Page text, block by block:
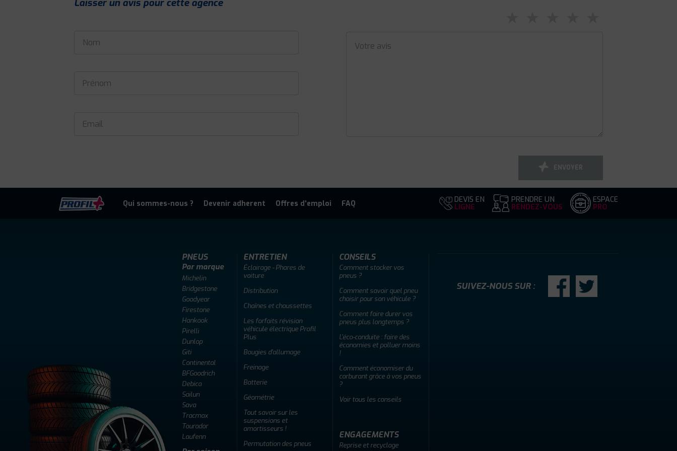
Laisser un avis pour cette agence
ENVOYER
Qui sommes-nous ? Devenir adherent Offres d'emploi FAQ DEVIS EN
LIGNE
PRENDRE UN
RENDEZ-VOUS
ESPACE
PRO
PNEUS
Par marque
Michelin
Bridgestone
Goodyear
Firestone
Hankook
Pirelli
Dunlop
Giti
Continental
BFGoodrich
Debica
Sailun
Sava
Tracmax
Tourador
Laufenn
ENTRETIEN
Éclairage - Phares de
voiture
Distribution
Chaînes et chaussettes
Les forfaits révision
véhicule électrique Profil
Plus
Bougies d'allumage
Freinage
Batterie
Géométrie
Tout savoir sur les
suspensions et
amortisseurs !
Permutation des pneus
CONSEILS
Comment stocker vos
pneus ?
Comment savoir quel pneu
choisir pour son véhicule ?
Comment faire durer vos
pneus plus longtemps ?
L'éco-conduite : faire des
économies et polluer moins
!
Comment économiser du
carburant grâce à vos pneus
?
Voir tous les conseils
ENGAGEMENTS
Reprise et recyclage
SUIVEZ-NOUS SUR :